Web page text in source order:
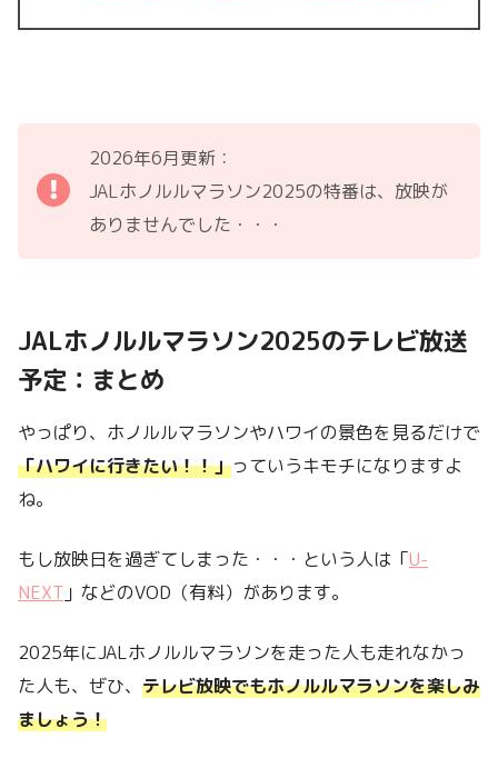
2026年6月更新：
JALホノルルマラソン2025の特番は、放映が
ありませんでした・・・
JALホノルルマラソン2025のテレビ放送
予定：まとめ
やっぱり、ホノルルマラソンやハワイの景色を見るだけで
「ハワイに行きたい！！」っていうキモチになりますよ
ね。
もし放映日を過ぎてしまった・・・という人は「U-
NEXT 」などのVOD（有料）があります。
2025年にJALホノルルマラソンを走った人も走れなかっ
た人も、ぜひ、 テレビ放映でもホノルルマラソンを楽しみ
ましょう！